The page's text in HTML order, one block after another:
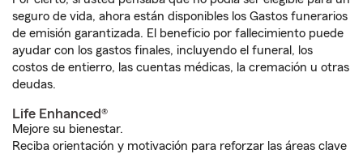
seguro de vida, ahora están disponibles los Gastos funerarios
de emisión garantizada. El beneficio por fallecimiento puede
ayudar con los gastos finales, incluyendo el funeral, los
costos de entierro, las cuentas médicas, la cremación u otras
deudas.
Life Enhanced®
Mejore su bienestar.
Reciba orientación y motivación para reforzar las áreas clave